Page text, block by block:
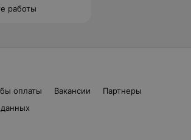
работы
оплаты Вакансии
Партнеры